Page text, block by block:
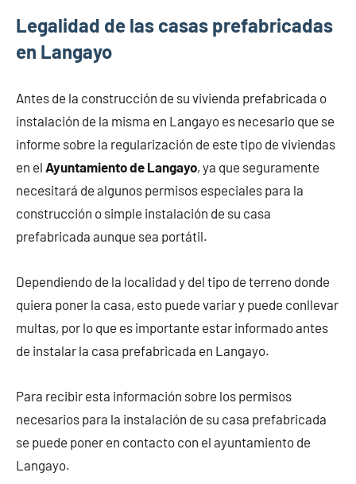
Legalidad de las casas prefabricadas
en Langayo
Antes de la construcción de su vivienda prefabricada o
instalación de la misma en Langayo es necesario que se
informe sobre la regularización de este tipo de viviendas
en el Ayuntamiento de Langayo, ya que seguramente
necesitará de algunos permisos especiales para la
construcción o simple instalación de su casa
prefabricada aunque sea portátil.
Dependiendo de la localidad y del tipo de terreno donde
quiera poner la casa, esto puede variar y puede conllevar
multas, por lo que es importante estar informado antes
de instalar la casa prefabricada en Langayo.
Para recibir esta información sobre los permisos
necesarios para la instalación de su casa prefabricada
se puede poner en contacto con el ayuntamiento de
Langayo.